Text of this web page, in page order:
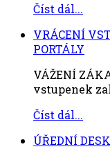
Číst dál...
VRÁCENÍ
PORTÁLY
VÁŽENÍ
vstupenek
Číst dál...
ÚŘEDNÍ